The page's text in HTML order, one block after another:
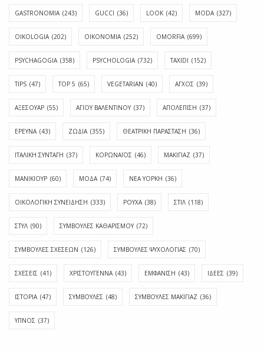
GASTRONOMIA (243) GUCCI (36) LOOK (42) MODA (327)
OIKOLOGIA (202) OIKONOMIA (252) OMORFIA (699)
PSYCHAGOGIA (358) PSYCHOLOGIA (732) TAXIDI (152)
TIPS (47) TOP 5 (65) VEGETARIAN (40) ΑΓΧΟΣ (39)
ΑΞΕΣΟΥΑΡ (55) ΑΓΊΟΥ ΒΑΛΕΝΤΊΝΟΥ (37) ΑΠΟΛΈΠΙΣΗ (37)
ΕΡΕΥΝΑ (43) ΖΩΔΙΑ (355) ΘΕΑΤΡΙΚΗ ΠΑΡΑΣΤΑΣΗ (36)
ΙΤΑΛΙΚΗ ΣΥΝΤΑΓΗ (37) ΚΟΡΩΝΑΪΟΣ (46) ΜΑΚΙΓΙΑΖ (37)
ΜΑΝΙΚΙΟΥΡ (60) ΜΟΔΑ (74) ΝΕΑ ΥΟΡΚΗ (36)
ΟΙΚΟΛΟΓΙΚΗ ΣΥΝΕΙΔΗΣΗ (333) ΡΟΥΧΑ (38) ΣΤΙΛ (118)
ΣΤΥΛ (90) ΣΥΜΒΟΥΛΕΣ ΚΑΘΑΡΙΣΜΟΥ (72)
ΣΥΜΒΟΥΛΕΣ ΣΧΕΣΕΩΝ (126) ΣΥΜΒΟΥΛΕΣ ΨΥΧΟΛΟΓΙΑΣ (70)
ΣΧΕΣΕΙΣ (41) ΧΡΙΣΤΟΥΓΕΝΝΑ (43) ΕΜΦΆΝΙΣΗ (43) ΙΔΈΕΣ (39)
ΙΣΤΟΡΊΑ (47) ΣΥΜΒΟΥΛΈΣ (48) ΣΥΜΒΟΥΛΈΣ ΜΑΚΙΓΙΆΖ (36)
ΎΠΝΟΣ (37)